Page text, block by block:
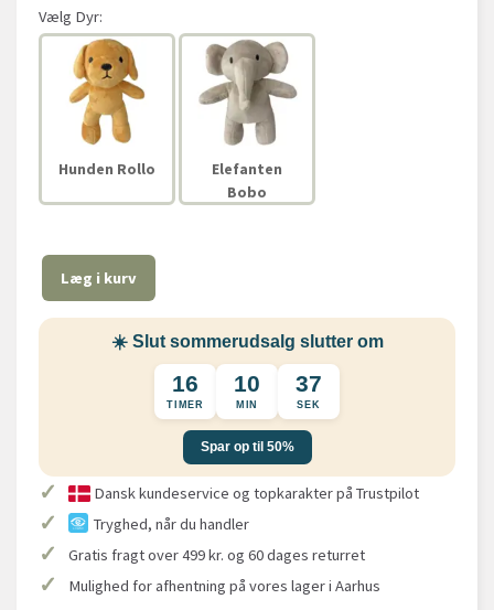
Vælg Dyr:
Hunden Rollo
Elefanten
Bobo
Læg i kurv
☀️ Slut sommerudsalg slutter om
16
TIMER
10
MIN
37
SEK
Spar op til 50%
✓ Dansk kundeservice og topkarakter på Trustpilot
✓ Tryghed, når du handler
✓ Gratis fragt over 499 kr. og 60 dages returret
✓ Mulighed for afhentning på vores lager i Aarhus